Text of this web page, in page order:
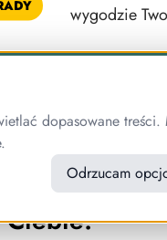
wygodzie
Mniej
Ciebie!
dopasowane treści.
Odrzucam